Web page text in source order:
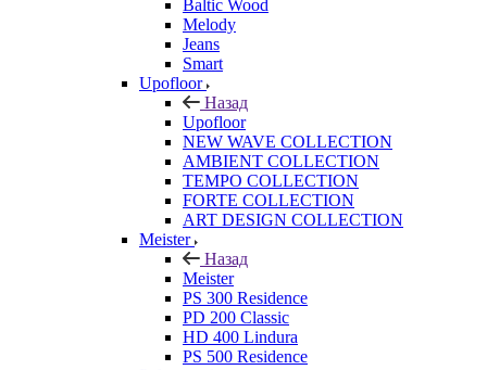
Baltic Wood
Melody
Jeans
Smart
Upofloor
Назад
Upofloor
NEW WAVE COLLECTION
AMBIENT COLLECTION
TEMPO COLLECTION
FORTE COLLECTION
ART DESIGN COLLECTION
Meister
Назад
Meister
PS 300 Residence
PD 200 Classic
HD 400 Lindura
PS 500 Residence